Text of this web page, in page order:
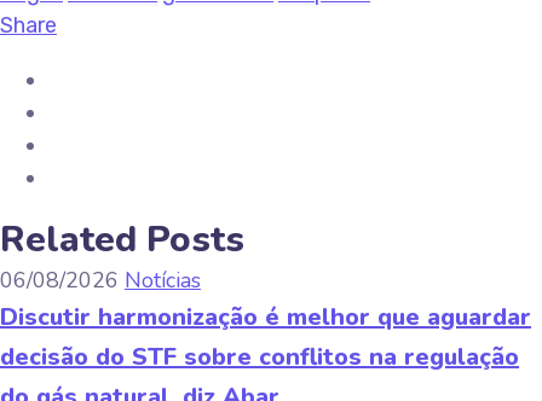
Share
Related Posts
06/08/2026 Notícias
Discutir harmonização é melhor que aguardar
decisão do STF sobre conflitos na regulação